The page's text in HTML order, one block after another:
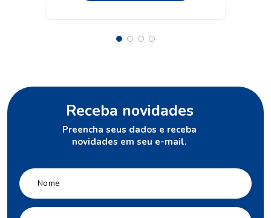
Receba novidades
Preencha seus dados e receba
novidades em seu e-mail.